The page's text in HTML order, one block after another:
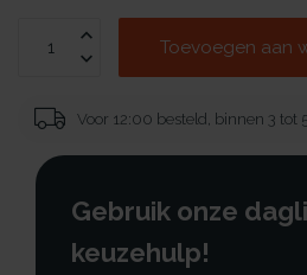
Toevoegen aan
Voor 12:00 besteld, binnen 3 tot
Gebruik onze
keuzehulp!